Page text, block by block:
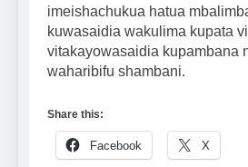
imeishachukua hatua
kuwasaidia wakulima kupata
vitakayowasaidia kupambana
waharibifu shambani.
Share this:
Facebook X